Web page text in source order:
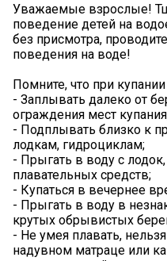
Уважаемые взрослые!
поведение детей на
без присмотра,
поведения на воде!
Помните, что при
- Заплывать далеко от
ограждения мест
- Подплывать близко к
лодкам, гидроциклам;
- Прыгать в воду с
плавательных средств;
- Купаться в вечернее
- Прыгать в воду в
крутых обрывистых
- Не умея плавать,
надувном матраце или